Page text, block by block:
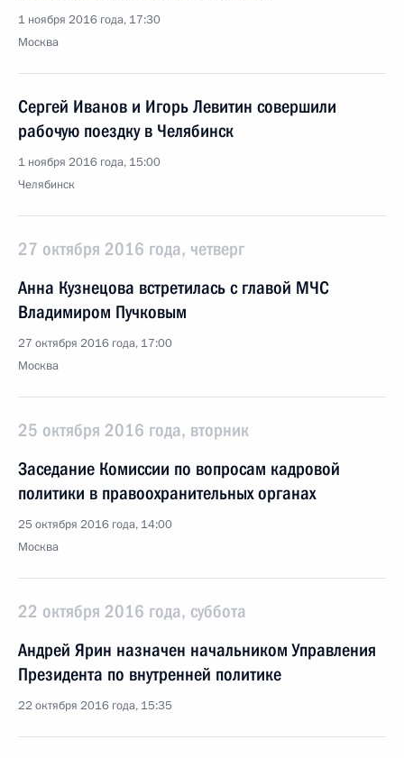
1 ноября 2016 года, 17:30
Москва
Сергей Иванов и Игорь Левитин совершили
рабочую поездку в Челябинск
1 ноября 2016 года, 15:00
Челябинск
27 октября 2016 года, четверг
Анна Кузнецова встретилась с главой МЧС
Владимиром Пучковым
27 октября 2016 года, 17:00
Москва
25 октября 2016 года, вторник
Заседание Комиссии по вопросам кадровой
политики в правоохранительных органах
25 октября 2016 года, 14:00
Москва
22 октября 2016 года, суббота
Андрей Ярин назначен начальником Управления
Президента по внутренней политике
22 октября 2016 года, 15:35